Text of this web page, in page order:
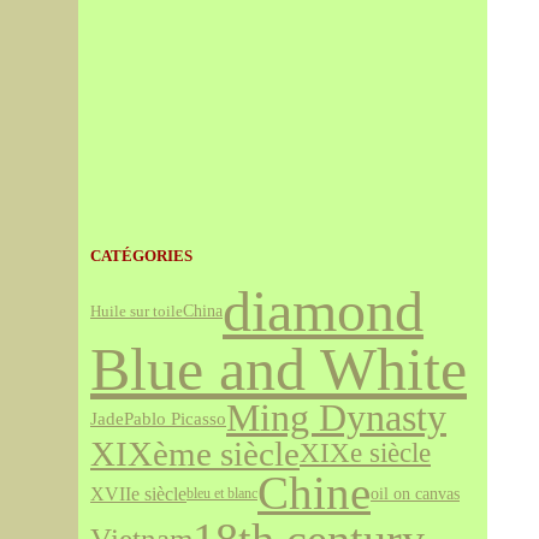
CATÉGORIES
Huile sur toileChinadiamond
Blue and White
JadePablo PicassoMing Dynasty
XIXème siècleXIXe siècle
XVIIe sièclebleu et blancChineoil on canvas